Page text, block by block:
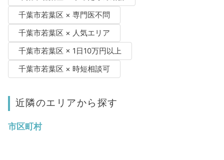
千葉市若葉区 × 専門医不問
千葉市若葉区 × 人気エリア
千葉市若葉区 × 1日10万円以上
千葉市若葉区 × 時短相談可
近隣のエリアから探す
市区町村